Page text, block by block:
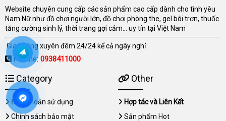
Website chuyên cung cấp các sản phẩm cao cấp dành cho tình yêu
Nam Nữ như đồ chơi người lớn, đồ chơi phòng the, gel bôi trơn, thuốc
tăng cường sinh lý, thời trang gợi cảm... uy tín tại Việt Nam
Giao hàng xuyên đêm 24/24 kể cả ngày nghỉ
Hotline:0938411000
Category
Điều khoản sử dụng
Chính sách bảo mật
Other
Hợp tác và Liên Kết
Sản phẩm Hot